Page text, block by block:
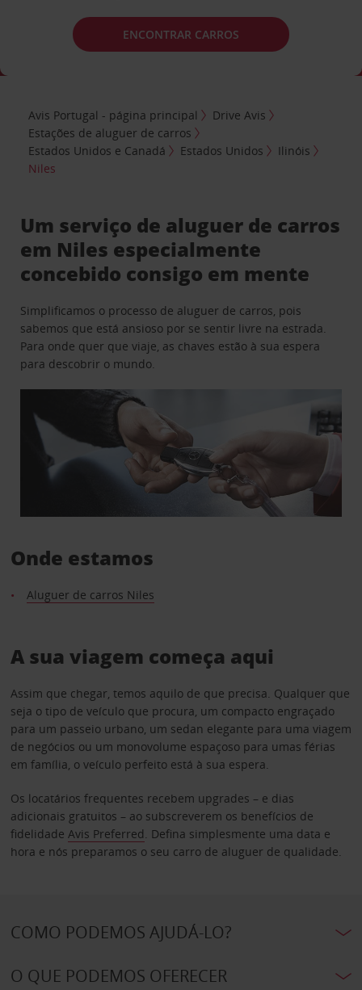
ENCONTRAR CARROS
Avis Portugal - página principal
Drive Avis
Estações de aluguer de carros
Estados Unidos e Canadá
Estados Unidos
Ilinóis
Niles
Um serviço de aluguer de carros
em Niles especialmente
concebido consigo em mente
Simplificamos o processo de aluguer de carros, pois
sabemos que está ansioso por se sentir livre na estrada.
Para onde quer que viaje, as chaves estão à sua espera
para descobrir o mundo.
Onde estamos
Aluguer de carros Niles
A sua viagem começa aqui
Assim que chegar, temos aquilo de que precisa. Qualquer que
seja o tipo de veículo que procura, um compacto engraçado
para um passeio urbano, um sedan elegante para uma viagem
de negócios ou um monovolume espaçoso para umas férias
em família, o veículo perfeito está à sua espera.
Os locatários frequentes recebem upgrades – e dias
adicionais gratuitos – ao subscreverem os benefícios de
fidelidade Avis Preferred. Defina simplesmente uma data e
hora e nós preparamos o seu carro de aluguer de qualidade.
COMO PODEMOS AJUDÁ-LO?
O QUE PODEMOS OFERECER